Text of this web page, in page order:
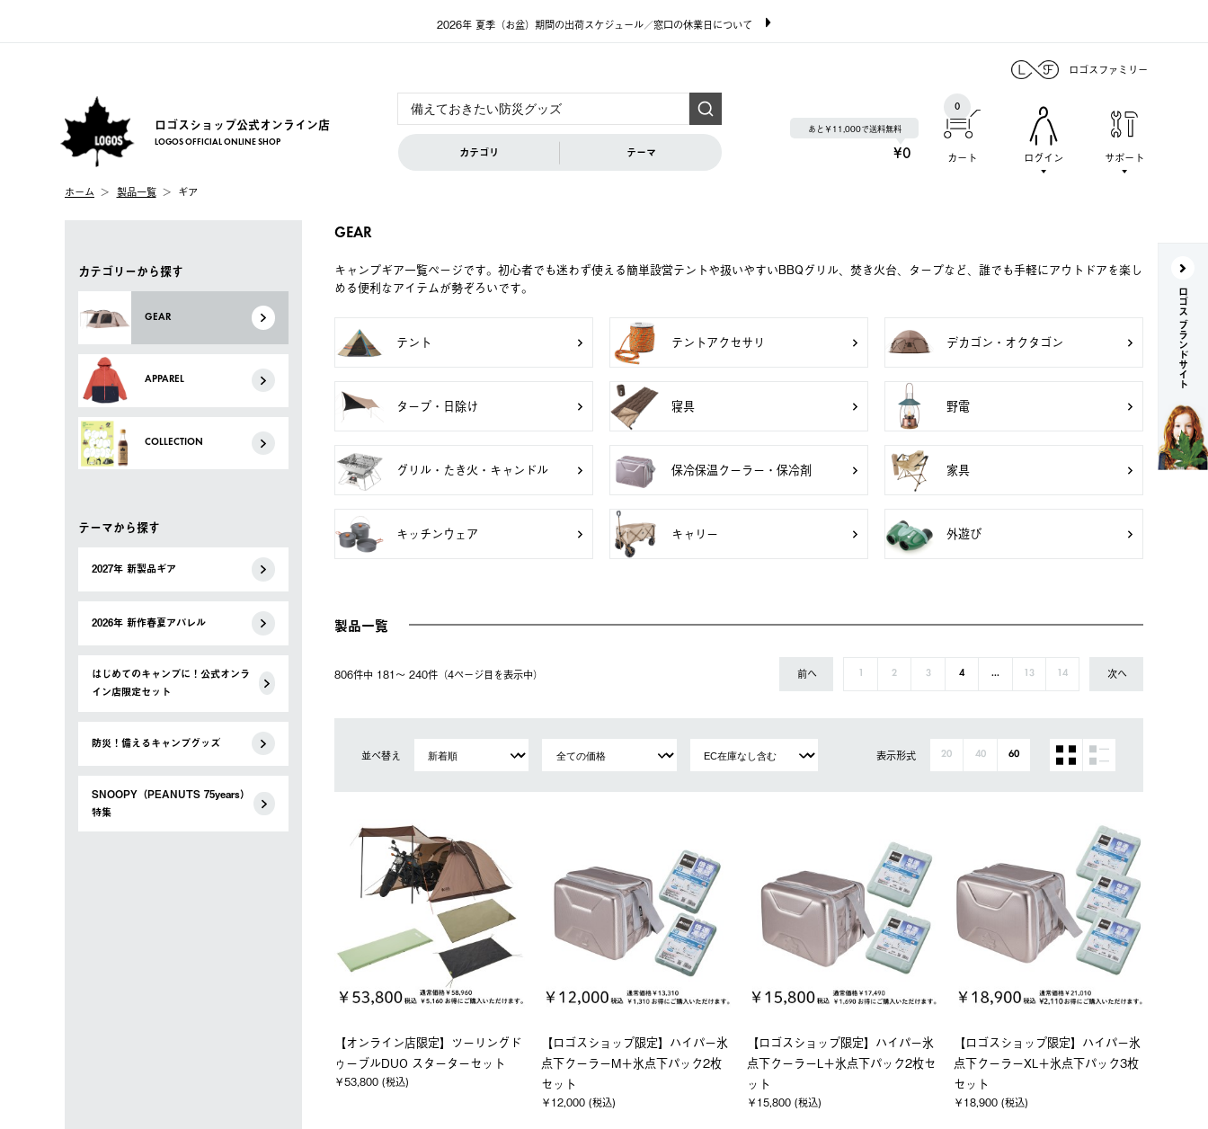
2026年 夏季（お盆）期間の出荷スケジュール／窓口の休業日について
ロゴスファミリー
ロゴスショップ公式オンライン店
LOGOS OFFICIAL ONLINE SHOP
カテゴリ テーマ
あと￥11,000で送料無料
¥0 カート
0
ログイン サポート
ホーム 製品一覧 ギア
カテゴリーから探す
GEAR
APPAREL
COLLECTION
テーマから探す
2027年 新製品ギア
2026年 新作春夏アパレル
はじめてのキャンプに！公式オンラ
イン店限定セット
防災！備えるキャンプグッズ
SNOOPY（PEANUTS 75years）
特集
GEAR
キャンプギア一覧ページです。初心者でも迷わず使える簡単設営テントや扱いやすいBBQグリル、焚き火台、タープなど、誰でも手軽にアウトドアを楽し
める便利なアイテムが勢ぞろいです。
テント テントアクセサリ デカゴン・オクタゴン
タープ・日除け 寝具 野電
グリル・たき火・キャンドル 保冷保温クーラー・保冷剤 家具
キッチンウェア キャリー 外遊び
製品一覧
806件中 181〜 240件（4ページ⽬を表⽰中） 前へ 1 2 3 4 ... 13 14 次へ
並べ替え 表示形式 20 40 60
【オンライン店限定】ツーリングド
ゥーブルDUO スターターセット
￥53,800 (税込)
【ロゴスショップ限定】ハイパー氷
点下クーラーM＋氷点下パック2枚
セット
￥12,000 (税込)
【ロゴスショップ限定】ハイパー氷
点下クーラーL＋氷点下パック2枚セ
ット
￥15,800 (税込)
【ロゴスショップ限定】ハイパー氷
点下クーラーXL＋氷点下パック3枚
セット
￥18,900 (税込)
ロゴス ブランドサイト